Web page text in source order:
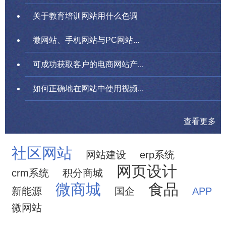
关于教育培训网站用什么色调
微网站、手机网站与PC网站...
可成功获取客户的电商网站产...
如何正确地在网站中使用视频...
查看更多
社区网站 网站建设
erp系统
crm系统
积分商城 网页设计
新能源 微商城 国企 食品
APP
微网站